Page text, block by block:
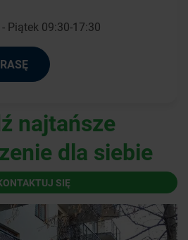
Piątek 09:30-17:30
najtańsze
dla siebie
SIĘ